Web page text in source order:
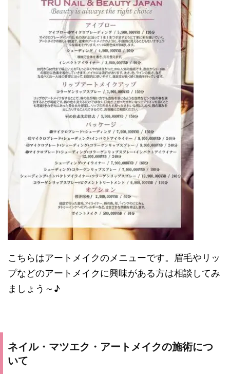
こちらはアートメイクのメニューです。眉毛やリッ
プなどのアートメイクに興味がある方は相談してみ
ましょう～♪
ネイル・マツエク・アートメイクの施術につ
いて